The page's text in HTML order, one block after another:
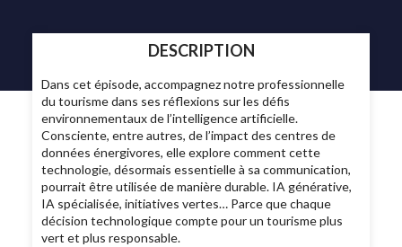
DESCRIPTION
Dans cet épisode, accompagnez notre professionnelle
du tourisme dans ses réflexions sur les défis
environnementaux de l’intelligence artificielle.
Consciente, entre autres, de l’impact des centres de
données énergivores, elle explore comment cette
technologie, désormais essentielle à sa communication,
pourrait être utilisée de manière durable. IA générative,
IA spécialisée, initiatives vertes… Parce que chaque
décision technologique compte pour un tourisme plus
vert et plus responsable.